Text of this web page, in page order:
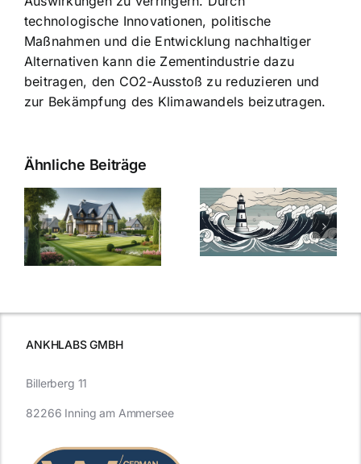
technologische Innovationen, politische
Maßnahmen und die Entwicklung nachhaltiger
Alternativen kann die Zementindustrie dazu
beitragen, den CO2-Ausstoß zu reduzieren und
zur Bekämpfung des Klimawandels beizutragen.
Ähnliche Beiträge
Bauzinsen im
Sturm: Die
aktuelle
Entwicklung
Die Evolution
der
Bauzinsen: Ein
Blick in die
ANKHLABS GMBH
Billerberg 11
82266 Inning am Ammersee